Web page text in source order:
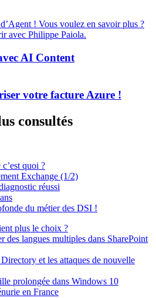
! Vous voulez en savoir plus ?
avec Philippe Paiola.
AI Content
votre facture Azure !
consultés
quoi ?
Exchange (1/2)
réussi
du métier des DSI !
plus le choix ?
des langues multiples dans SharePoint
et les attaques de nouvelle
prolongée dans Windows 10
en France